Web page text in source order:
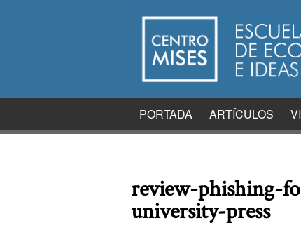
PORTADA ARTÍCULOS
review-phishing-
university-press